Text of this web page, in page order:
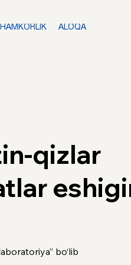
HAMKORLIK ALOQA
qizlar
bo‘lib